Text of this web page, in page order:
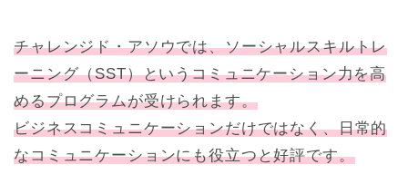
チャレンジド・アソウでは、ソーシャルスキルトレ
ーニング（SST）というコミュニケーション力を高
めるプログラムが受けられます。
ビジネスコミュニケーションだけではなく、日常的
なコミュニケーションにも役立つと好評です。